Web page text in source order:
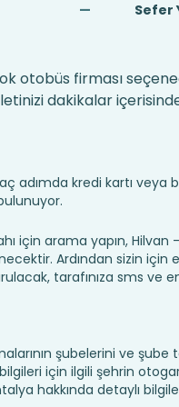
— Sefer
otobüs firması
dakikalar
kredi kartı veya
için arama yapın, Hilvan
Ardından sizin için
tarafınıza sms ve
şubelerini ve şube
için ilgili şehrin
hakkında detaylı